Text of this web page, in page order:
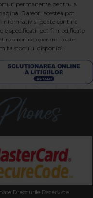
permanente pentru a
Rareori acestea pot
informativ si poate contine
specificatii pot fi modificate
erori de operare. Toate
stocului disponibil.
Drepturile Rezervate